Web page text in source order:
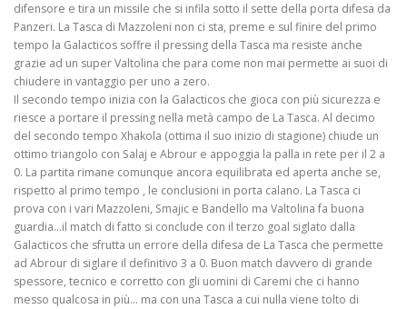
difensore e tira un missile che si infila sotto il sette della porta difesa da
Panzeri. La Tasca di Mazzoleni non ci sta, preme e sul finire del primo
tempo la Galacticos soffre il pressing della Tasca ma resiste anche
grazie ad un super Valtolina che para come non mai permette ai suoi di
chiudere in vantaggio per uno a zero.
Il secondo tempo inizia con la Galacticos che gioca con più sicurezza e
riesce a portare il pressing nella metà campo de La Tasca. Al decimo
del secondo tempo Xhakola (ottima il suo inizio di stagione) chiude un
ottimo triangolo con Salaj e Abrour e appoggia la palla in rete per il 2 a
0. La partita rimane comunque ancora equilibrata ed aperta anche se,
rispetto al primo tempo , le conclusioni in porta calano. La Tasca ci
prova con i vari Mazzoleni, Smajic e Bandello ma Valtolina fa buona
guardia…il match di fatto si conclude con il terzo goal siglato dalla
Galacticos che sfrutta un errore della difesa de La Tasca che permette
ad Abrour di siglare il definitivo 3 a 0. Buon match davvero di grande
spessore, tecnico e corretto con gli uomini di Caremi che ci hanno
messo qualcosa in più… ma con una Tasca a cui nulla viene tolto di